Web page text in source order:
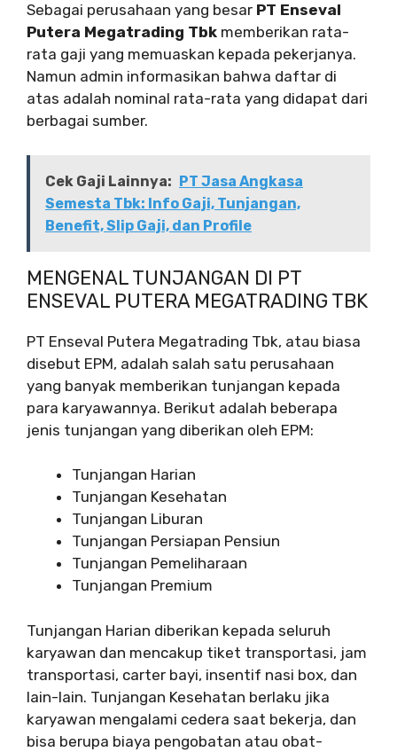
Sebagai perusahaan yang besar PT Enseval
Putera Megatrading Tbk memberikan rata-
rata gaji yang memuaskan kepada pekerjanya.
Namun admin informasikan bahwa daftar di
atas adalah nominal rata-rata yang didapat dari
berbagai sumber.
Cek Gaji Lainnya: PT Jasa Angkasa
Semesta Tbk: Info Gaji, Tunjangan,
Benefit, Slip Gaji, dan Profile
MENGENAL TUNJANGAN DI PT
ENSEVAL PUTERA MEGATRADING TBK
PT Enseval Putera Megatrading Tbk, atau biasa
disebut EPM, adalah salah satu perusahaan
yang banyak memberikan tunjangan kepada
para karyawannya. Berikut adalah beberapa
jenis tunjangan yang diberikan oleh EPM:
Tunjangan Harian
Tunjangan Kesehatan
Tunjangan Liburan
Tunjangan Persiapan Pensiun
Tunjangan Pemeliharaan
Tunjangan Premium
Tunjangan Harian diberikan kepada seluruh
karyawan dan mencakup tiket transportasi, jam
transportasi, carter bayi, insentif nasi box, dan
lain-lain. Tunjangan Kesehatan berlaku jika
karyawan mengalami cedera saat bekerja, dan
bisa berupa biaya pengobatan atau obat-